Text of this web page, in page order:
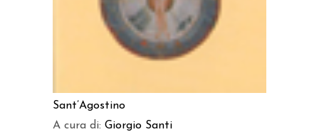
Sant’Agostino
A cura di: Giorgio Santi